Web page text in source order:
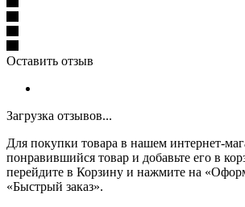
Оставить отзыв
Загрузка отзывов...
Для покупки товара в нашем интернет-
понравившийся товар и добавьте его в
перейдите в Корзину и нажмите на
«Быстрый заказ».